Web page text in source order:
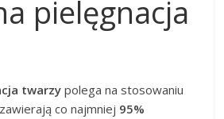
pielęgnacja
twarzy polega na stosowaniu
co najmniej 95%